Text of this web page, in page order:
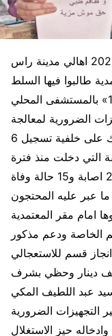
نفذ عشية امس الاربعاء 21 اكتوبر 2020 اهالي مدينة راس
طالبوا فيها السلط
المعنية بالتدخل لتجهيز قسم «كوفيد 19» بالمستشفى المحلي
الضرورية لمعالجة
وايواء المصابين بفيروس الكورونا وذلك على خلفية تسجيل 6
التي دخلت منذ فترة
قائمة المناطق الحمراء بحوالي 200 اصابة و15 حالة وفاة
عبر عليه المحتجون
الخاصة ودعم مذكور
قسم للاستعجالي
بتكاليف ناهزت 700 الف دينار وحظي بشرف
عبد اللطيف المكي
التجهيزات الضرورية
حيز الاستغلال